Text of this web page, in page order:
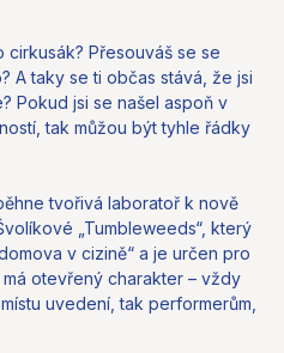
Přesouváš se se
A taky se ti občas stává, že jsi
Pokud jsi se našel aspoň v
tak můžou být tyhle řádky
tvořivá laboratoř k nově
„Tumbleweeds“, který
v cizině“ a je určen pro
otevřený charakter – vždy
uvedení, tak performerům,